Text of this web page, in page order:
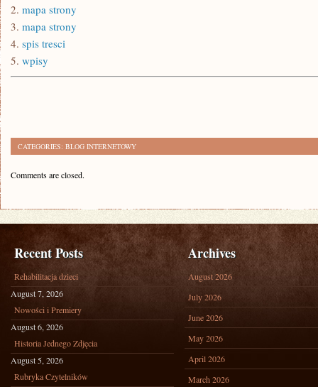
2. mapa strony
3. mapa strony
4. spis tresci
5. wpisy
CATEGORIES: BLOG INTERNETOWY
Comments are closed.
Recent Posts
Rehabilitacja dzieci
August 7, 2026
Nowości i Premiery
August 6, 2026
Historia Jednego Zdjęcia
August 5, 2026
Rubryka Czytelników
Archives
August 2026
July 2026
June 2026
May 2026
April 2026
March 2026